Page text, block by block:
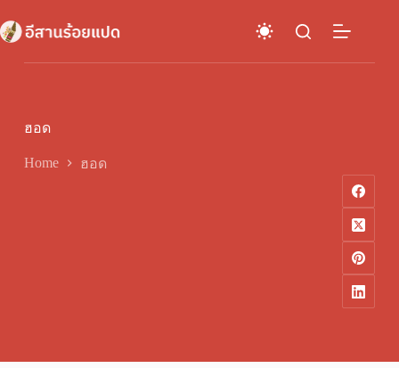
to
content
ฮอด
Home ฮอด